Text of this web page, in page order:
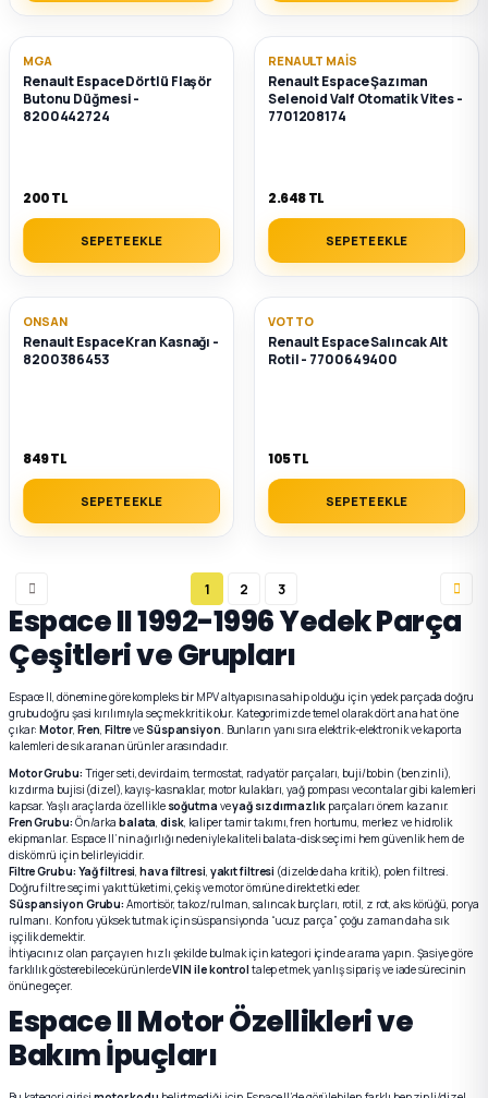
MGA
Renault Espace Dörtlü Flaşör
Butonu Düğmesi -
8200442724
200 TL
SEPETE EKLE
RENAULT MAIS
Renault Espace Şazıman
Selenoid Valf Otomatik Vites -
7701208174
2.648 TL
SEPETE EKLE
ONSAN
Renault Espace Kran Kasnağı -
8200386453
849 TL
SEPETE EKLE
VOTTO
Renault Espace Salıncak Alt
Rotil - 7700649400
105 TL
SEPETE EKLE
1 2 3
Espace II 1992-1996 Yedek Parça
Çeşitleri ve Grupları
Espace II, dönemine göre kompleks bir MPV altyapısına sahip olduğu için yedek parçada doğru
grubu doğru şasi kırılımıyla seçmek kritik olur. Kategorimizde temel olarak dört ana hat öne
çıkar:Motor, Fren, FiltreveSüspansiyon. Bunların yanı sıra elektrik-elektronik ve kaporta
kalemleri de sık aranan ürünler arasındadır.
Motor Grubu: Triger seti, devirdaim, termostat, radyatör parçaları, buji/bobin (benzinli),
kızdırma bujisi (dizel), kayış-kasnaklar, motor kulakları, yağ pompası ve contalar gibi kalemleri
kapsar. Yaşlı araçlarda özellikle soğutma veyağ sızdırmazlıkparçaları önem kazanır.
Fren Grubu: Ön/arka balata,disk, kaliper tamir takımı, fren hortumu, merkez ve hidrolik
ekipmanlar. Espace II’nin ağırlığı nedeniyle kaliteli balata-disk seçimi hem güvenlik hem de
disk ömrü için belirleyicidir.
Filtre Grubu: Yağ filtresi,hava filtresi, yakıt filtresi (dizelde daha kritik), polen filtresi.
Doğru filtre seçimi yakıt tüketimi, çekiş ve motor ömrüne direkt etki eder.
Süspansiyon Grubu: Amortisör, takoz/rulman, salıncak burçları, rotil, z rot, aks körüğü, porya
rulmanı. Konforu yüksek tutmak için süspansiyonda “ucuz parça” çoğu zaman daha sık
işçilik demektir.
İhtiyacınız olan parçayı en hızlı şekilde bulmak için kategori içinde arama yapın. Şasiye göre
farklılık gösterebilecek ürünlerdeVIN ile kontrol talep etmek, yanlış sipariş ve iade sürecinin
önüne geçer.
Espace II Motor Özellikleri ve
Bakım İpuçları